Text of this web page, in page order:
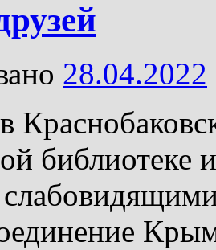
28.04.2022
библиотеке